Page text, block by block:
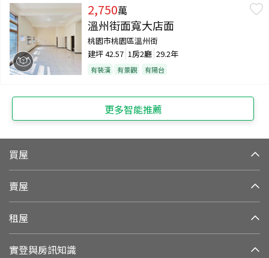
2,750萬
溫州街面寬大店面
桃園市桃園區溫州街
建坪42.57 1房2廳 29.2年
有裝潢 有景觀 有陽台
更多智能推薦
買屋
賣屋
租屋
實登與房訊知識